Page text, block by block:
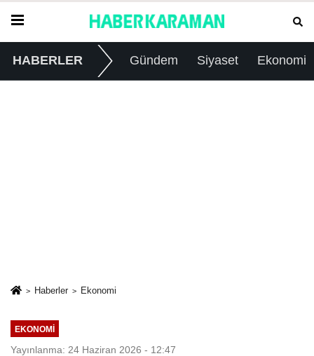
HABERLER Gündem Siyaset Ekonomi
Haberler Ekonomi
EKONOMI
Yayınlanma: 24 Haziran 2026 - 12:47